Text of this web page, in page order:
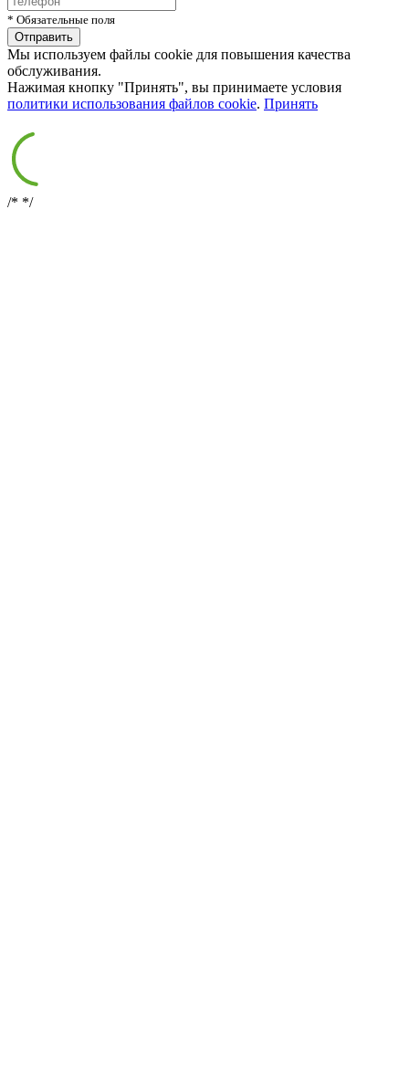
* Обязательные поля
Мы используем файлы cookie для повышения качества
обслуживания.
Нажимая кнопку "Принять", вы принимаете условия
политики использования файлов cookie. Принять
/* */